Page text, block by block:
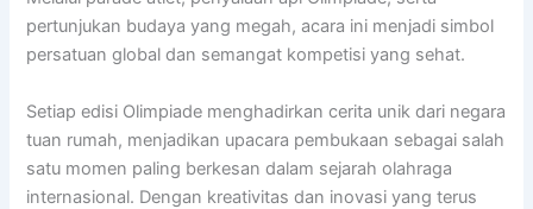
pertunjukan budaya yang megah, acara ini menjadi simbol
persatuan global dan semangat kompetisi yang sehat.
Setiap edisi Olimpiade menghadirkan cerita unik dari negara
tuan rumah, menjadikan upacara pembukaan sebagai salah
satu momen paling berkesan dalam sejarah olahraga
internasional. Dengan kreativitas dan inovasi yang terus